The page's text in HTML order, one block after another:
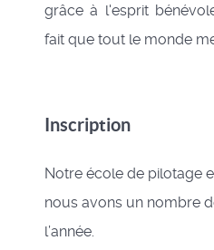
grâce à l'esprit
fait que tout le monde
Inscription
Notre école de pilotage
nous avons un nombre
l’année.